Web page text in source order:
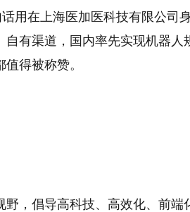
用在上海医加医科技有限公司
有渠道，国内率先实现机器人
得被称赞。
，倡导高科技、高效化、前端